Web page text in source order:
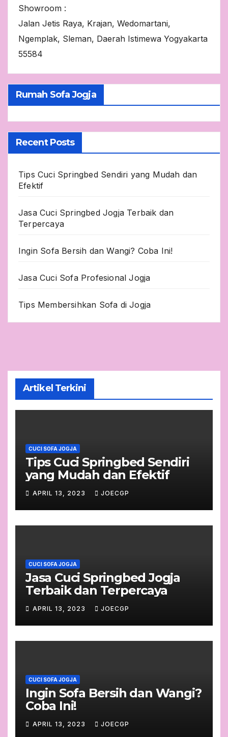
Showroom :
Jalan Jetis Raya, Krajan, Wedomartani,
Ngemplak, Sleman, Daerah Istimewa Yogyakarta
55584
Rumah Sofa Jogja
Recent Posts
Tips Cuci Springbed Sendiri yang Mudah dan
Efektif
Jasa Cuci Springbed Jogja Terbaik dan
Terpercaya
Ingin Sofa Bersih dan Wangi? Coba Ini!
Jasa Cuci Sofa Profesional Jogja
Tips Membersihkan Sofa di Jogja
Artikel Terkini
CUCI SOFA JOGJA
Tips Cuci Springbed Sendiri
yang Mudah dan Efektif
APRIL 13, 2023 JOECGP
CUCI SOFA JOGJA
Jasa Cuci Springbed Jogja
Terbaik dan Terpercaya
APRIL 13, 2023 JOECGP
CUCI SOFA JOGJA
Ingin Sofa Bersih dan Wangi?
Coba Ini!
APRIL 13, 2023 JOECGP